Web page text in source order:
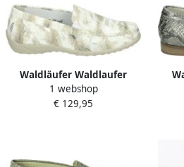
Waldläufer Waldlaufer
640004~K~~~~~~~~~~~~~~~~~~~~~~
Instappers Wit beige
1 webshop
€ 129,95